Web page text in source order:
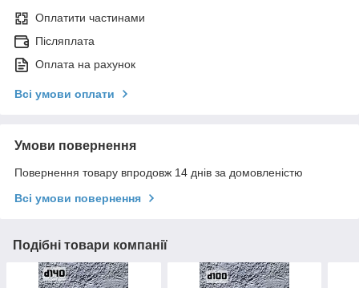
Оплатити частинами
Післяплата
Оплата на рахунок
Всі умови оплати
Умови повернення
Повернення товару впродовж 14 днів за домовленістю
Всі умови повернення
Подібні товари компанії